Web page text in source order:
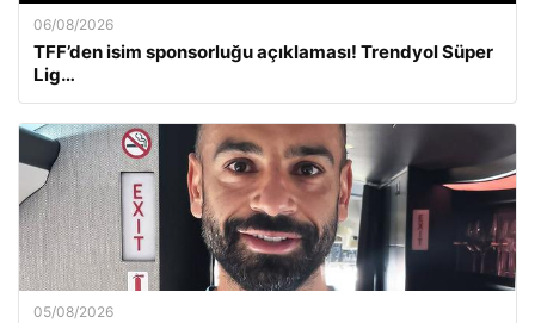
06/08/2026
TFF’den isim sponsorluğu açıklaması! Trendyol Süper
Lig…
05/08/2026